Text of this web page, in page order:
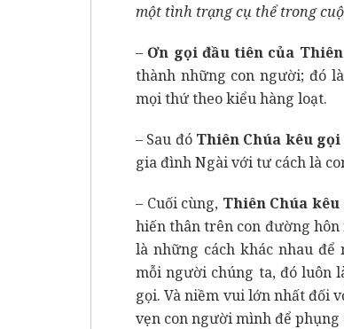
một tình trạng cụ thể trong
– Ơn gọi đầu tiên của
thành những con người; đó
mọi thứ theo kiểu hàng loạt.
– Sau đó Thiên Chúa kêu
gia đình Ngài với tư cách là
– Cuối cùng, Thiên Chúa
hiến thân trên con đường
là những cách khác nhau để
mỗi người chúng ta, đó luôn
gọi. Và niềm vui lớn nhất đối
vẹn con người mình để phụng